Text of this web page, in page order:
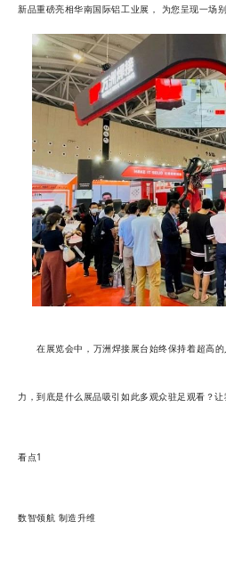
行情报价
数字报
新品重磅亮相华南国际铝工业展， 为您呈现一场
在展览会中，万洲焊接展台始终保持着超高的
力，到底是什么展品吸引如此多观众驻足观看？让
看点1
数智领航 制造升维